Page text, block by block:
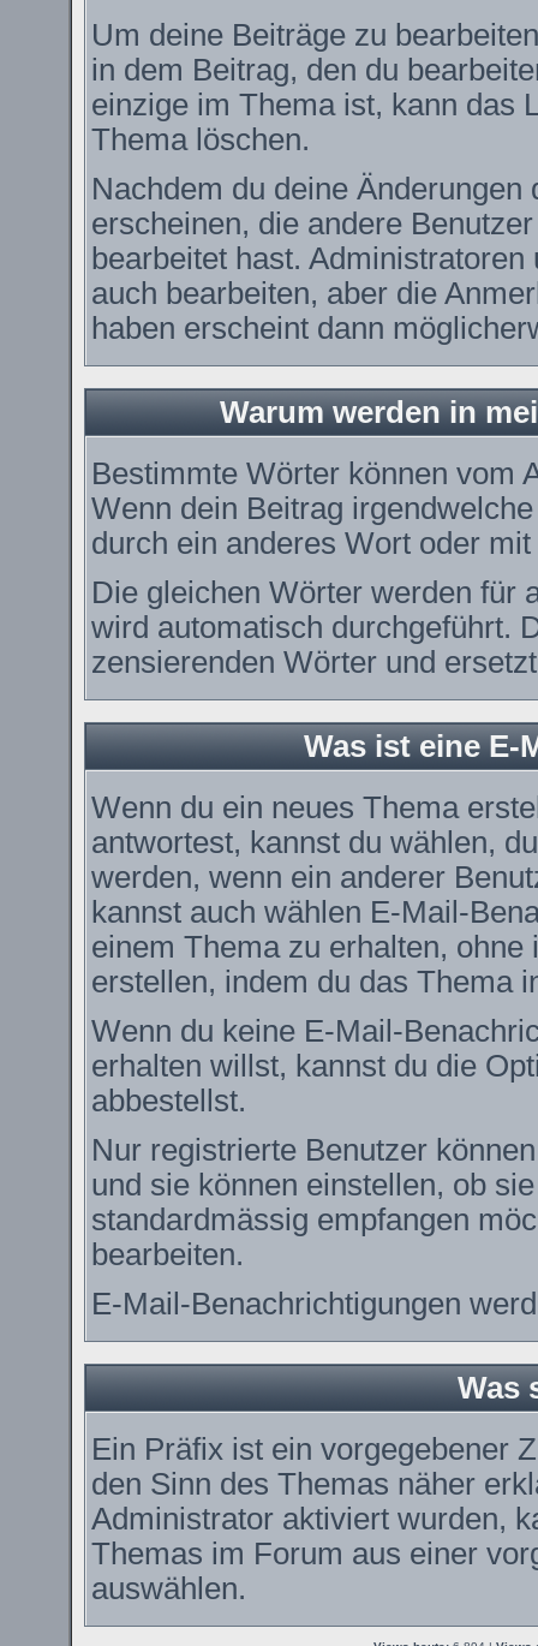
Um deine Beiträge zu
in dem Beitrag, den du
einzige im Thema ist, kann das
Thema löschen.
Nachdem du deine
erscheinen, die andere
bearbeitet hast.
auch bearbeiten, aber die
haben erscheint dann
Warum werden in
Bestimmte Wörter können vom
Wenn dein Beitrag
durch ein anderes Wort oder
Die gleichen Wörter werden für
wird automatisch durchgeführt.
zensierenden Wörter und
Was ist eine
Wenn du ein neues Thema
antwortest, kannst du wählen,
werden, wenn ein anderer
kannst auch wählen E-Mail-
einem Thema zu erhalten,
erstellen, indem du das Thema
Wenn du keine E-Mail-
erhalten willst, kannst du die
abbestellst.
Nur registrierte Benutzer
und sie können einstellen, ob
standardmässig empfangen
bearbeiten.
E-Mail-Benachrichtigungen
Was
Ein Präfix ist ein vorgegebener
den Sinn des Themas näher
Administrator aktiviert wurden,
Themas im Forum aus einer
auswählen.